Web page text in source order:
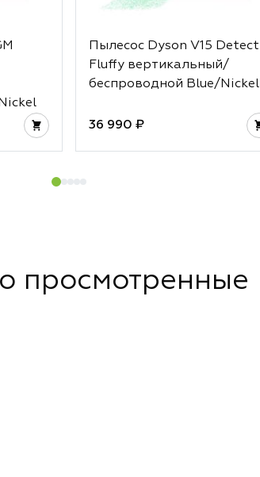
Пылесос Dyson V15 Detect
Fluffy вертикальный/
беспроводной Blue/Nickel
36 990 ₽
просмотренные